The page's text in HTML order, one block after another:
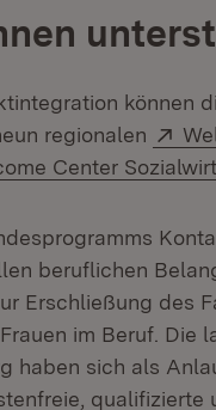
können
in neuem Fenster)
regionalen
Center
beruflichen
Erschließung des
im Beruf. Die
haben sich als